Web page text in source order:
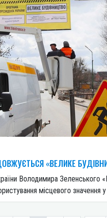
«ВЕЛИКЕ
Володимира Зеленського
місцевого значення у